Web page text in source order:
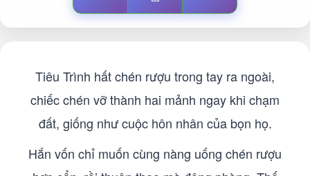
Tiêu Trình hất chén rượu trong tay ra ngoài,
chiếc chén vỡ thành hai mảnh ngay khi chạm
đất, giống như cuộc hôn nhân của bọn họ.
Hắn vốn chỉ muốn cùng nàng uống chén rượu